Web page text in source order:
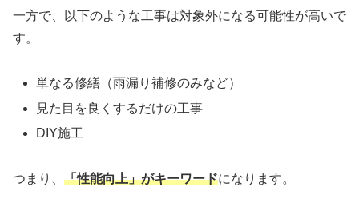
一方で、以下のような工事は対象外になる可能性が高いで
す。
単なる修繕（雨漏り補修のみなど）
見た目を良くするだけの工事
DIY施工
つまり、 「性能向上」がキーワードになります。